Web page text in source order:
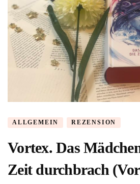
ALLGEMEIN REZENSION
Vortex. Das
Zeit durchbrach